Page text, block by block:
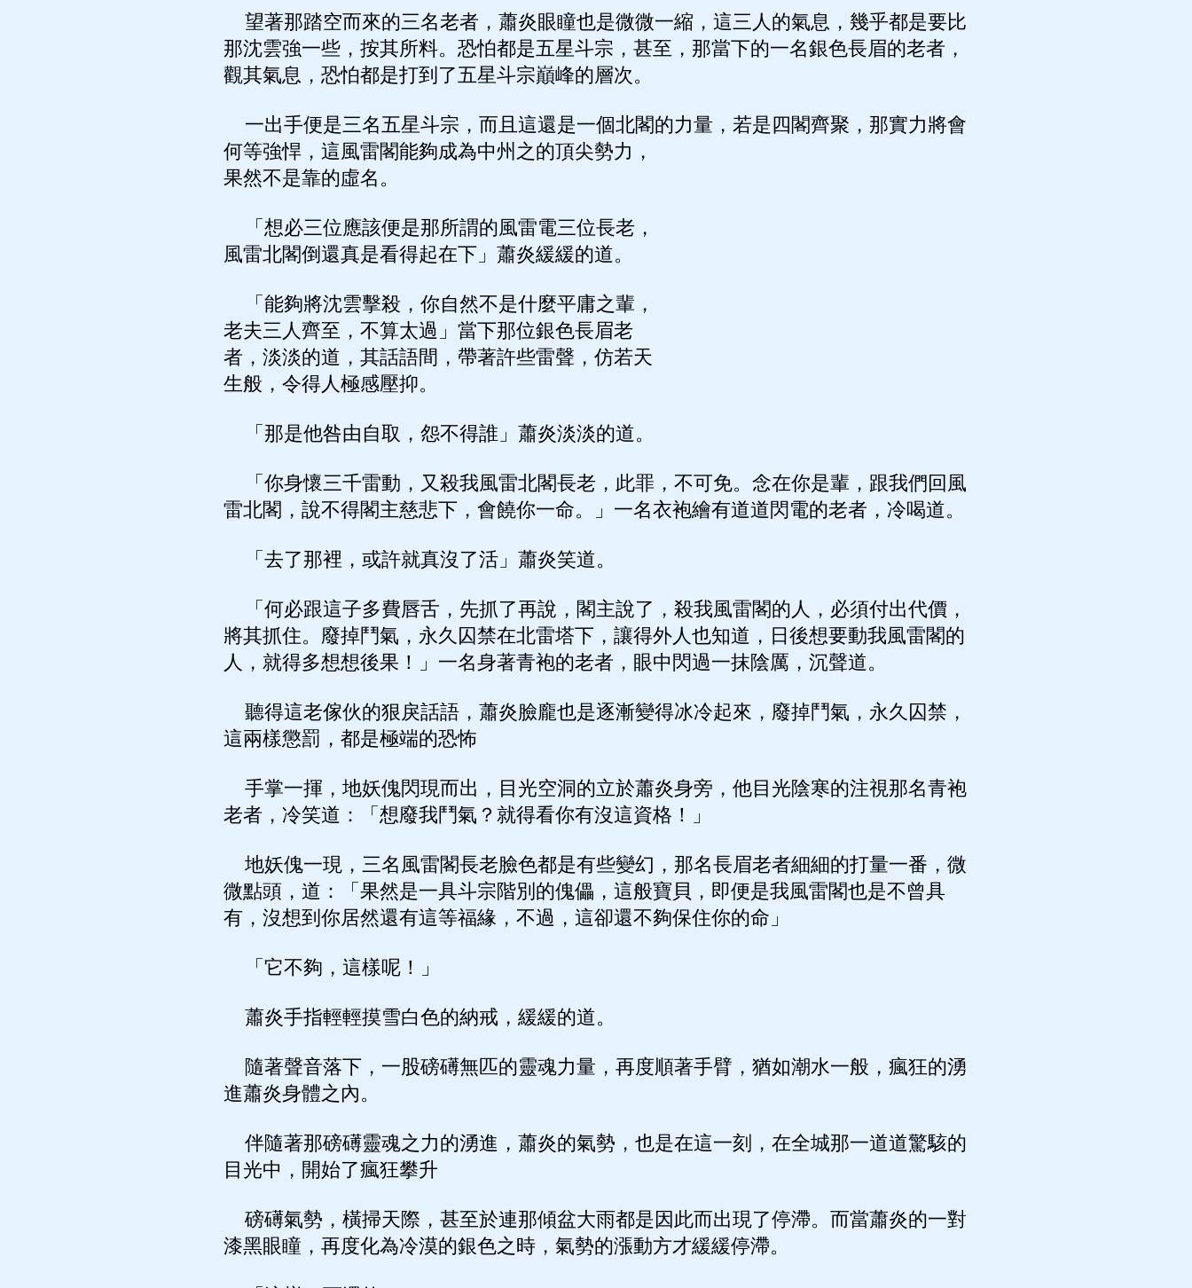
望著那踏空而來的三名老者，蕭炎眼瞳也是微微一縮，這三人的氣息，幾乎都是要比
那沈雲強一些，按其所料。恐怕都是五星斗宗，甚至，那當下的一名銀色長眉的老者，
觀其氣息，恐怕都是打到了五星斗宗巔峰的層次。
一出手便是三名五星斗宗，而且這還是一個北閣的力量，若是四閣齊聚，那實力將會
何等強悍，這風雷閣能夠成為中州之的頂尖勢力，
果然不是靠的虛名。
「想必三位應該便是那所謂的風雷電三位長老，
風雷北閣倒還真是看得起在下」蕭炎緩緩的道。
「能夠將沈雲擊殺，你自然不是什麼平庸之輩，
老夫三人齊至，不算太過」當下那位銀色長眉老
者，淡淡的道，其話語間，帶著許些雷聲，仿若天
生般，令得人極感壓抑。
「那是他咎由自取，怨不得誰」蕭炎淡淡的道。
「你身懷三千雷動，又殺我風雷北閣長老，此罪，不可免。念在你是輩，跟我們回風
雷北閣，說不得閣主慈悲下，會饒你一命。」一名衣袍繪有道道閃電的老者，冷喝道。
「去了那裡，或許就真沒了活」蕭炎笑道。
「何必跟這子多費唇舌，先抓了再說，閣主說了，殺我風雷閣的人，必須付出代價，
將其抓住。廢掉鬥氣，永久囚禁在北雷塔下，讓得外人也知道，日後想要動我風雷閣的
人，就得多想想後果！」一名身著青袍的老者，眼中閃過一抹陰厲，沉聲道。
聽得這老傢伙的狠戾話語，蕭炎臉龐也是逐漸變得冰冷起來，廢掉鬥氣，永久囚禁，
這兩樣懲罰，都是極端的恐怖
手掌一揮，地妖傀閃現而出，目光空洞的立於蕭炎身旁，他目光陰寒的注視那名青袍
老者，冷笑道：「想廢我鬥氣？就得看你有沒這資格！」
地妖傀一現，三名風雷閣長老臉色都是有些變幻，那名長眉老者細細的打量一番，微
微點頭，道：「果然是一具斗宗階別的傀儡，這般寶貝，即便是我風雷閣也是不曾具
有，沒想到你居然還有這等福緣，不過，這卻還不夠保住你的命」
「它不夠，這樣呢！」
蕭炎手指輕輕摸雪白色的納戒，緩緩的道。
隨著聲音落下，一股磅礡無匹的靈魂力量，再度順著手臂，猶如潮水一般，瘋狂的湧
進蕭炎身體之內。
伴隨著那磅礡靈魂之力的湧進，蕭炎的氣勢，也是在這一刻，在全城那一道道驚駭的
目光中，開始了瘋狂攀升
磅礡氣勢，橫掃天際，甚至於連那傾盆大雨都是因此而出現了停滯。而當蕭炎的一對
漆黑眼瞳，再度化為冷漠的銀色之時，氣勢的漲動方才緩緩停滯。